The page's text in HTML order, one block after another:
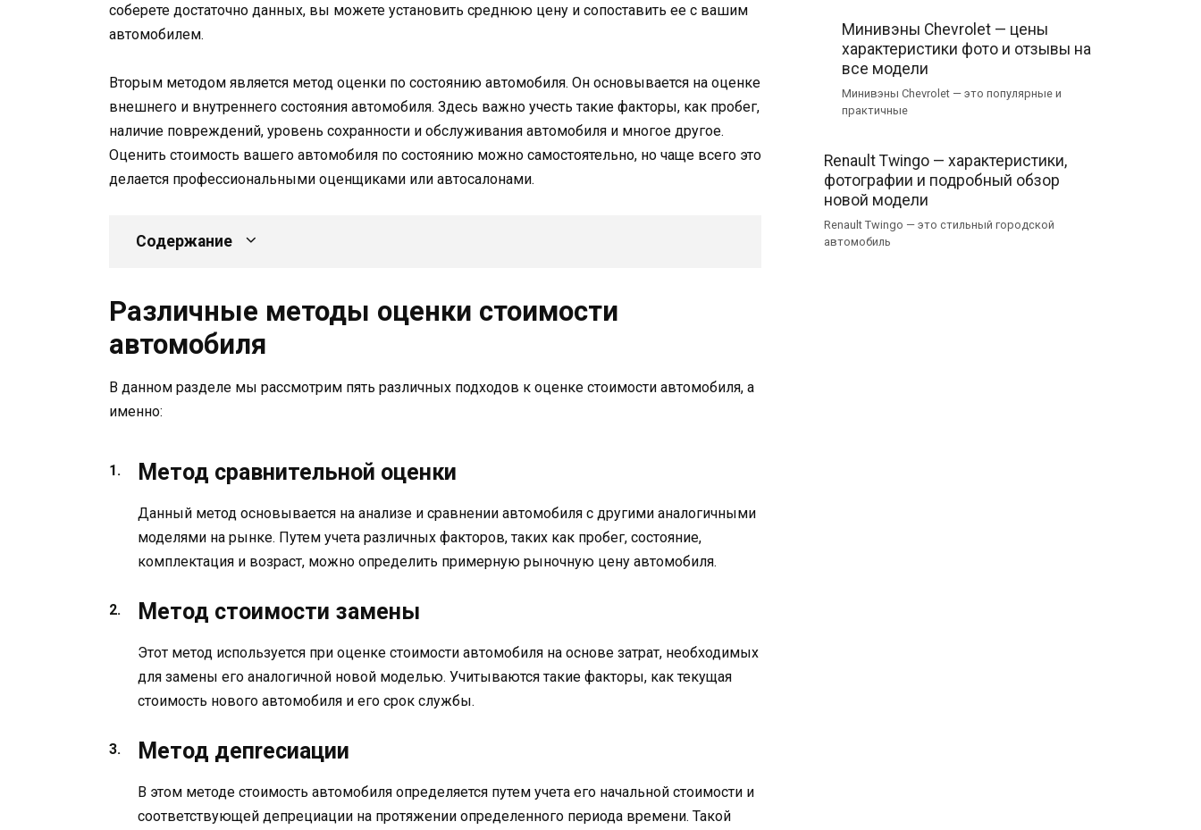
соберете достаточно данных, вы можете установить среднюю цену и сопоставить ее с вашим
автомобилем.
Вторым методом является метод оценки по состоянию автомобиля. Он основывается на оценке
внешнего и внутреннего состояния автомобиля. Здесь важно учесть такие факторы, как пробег,
наличие повреждений, уровень сохранности и обслуживания автомобиля и многое другое.
Оценить стоимость вашего автомобиля по состоянию можно самостоятельно, но чаще всего это
делается профессиональными оценщиками или автосалонами.
Содержание
Различные методы оценки стоимости
автомобиля
В данном разделе мы рассмотрим пять различных подходов к оценке стоимости автомобиля, а
именно:
Метод сравнительной оценки
Данный метод основывается на анализе и сравнении автомобиля с другими аналогичными
моделями на рынке. Путем учета различных факторов, таких как пробег, состояние,
комплектация и возраст, можно определить примерную рыночную цену автомобиля.
Метод стоимости замены
Этот метод используется при оценке стоимости автомобиля на основе затрат, необходимых
для замены его аналогичной новой моделью. Учитываются такие факторы, как текущая
стоимость нового автомобиля и его срок службы.
Метод депrecиации
В этом методе стоимость автомобиля определяется путем учета его начальной стоимости и
соответствующей депрециации на протяжении определенного периода времени. Такой
Минивэны Chevrolet — цены
характеристики фото и отзывы на
все модели
Минивэны Chevrolet — это популярные и
практичные
Renault Twingo — характеристики,
фотографии и подробный обзор
новой модели
Renault Twingo — это стильный городской
автомобиль